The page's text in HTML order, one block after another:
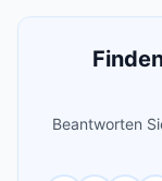
Beantworten